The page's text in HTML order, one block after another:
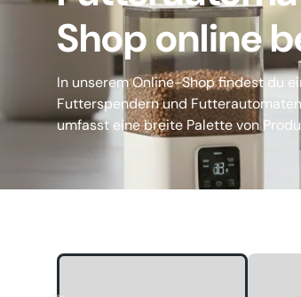
Shop online
In unserem Online-Shop findest du
Futterspendern und
umfasst eine breite Palette von